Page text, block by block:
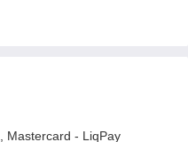
Mastercard - LiqPay